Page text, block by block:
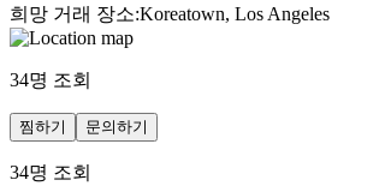
희망 거래 장소:Koreatown, Los Angeles
34명 조회
찜하기 문의하기
34명 조회